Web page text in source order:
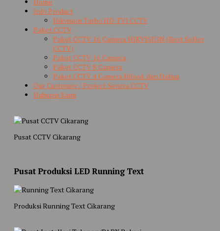
Info Product
Hikvision Turbo HD-TVI CCTV
Paket CCTV
Paket CCTV 16 Camera HIKVISION (Best Seller
CCTV)
Paket CCTV 16 Camera
Paket CCTV 8 Camera
Paket CCTV 4 Camera Hilook dan Dahua
Our Customer / Project Sentra CCTV
Hubungi Kami
Pusat CCTV Cikarang
Pusat Produksi LED Running Text
Produksi Running Text Cikarang